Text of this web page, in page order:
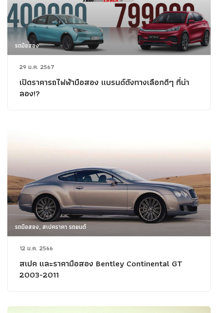
รถมือสอง
29 ม.ค. 2567
เปิดราคารถไฟฟ้ามือสอง แบรนด์ดังทางเลือกดีๆ ที่น่า
ลอง!?
รถมือสอง, สเปคราคา รถยนต์
12 ม.ค. 2566
สเปค และราคามือสอง Bentley Continental GT
2003-2011